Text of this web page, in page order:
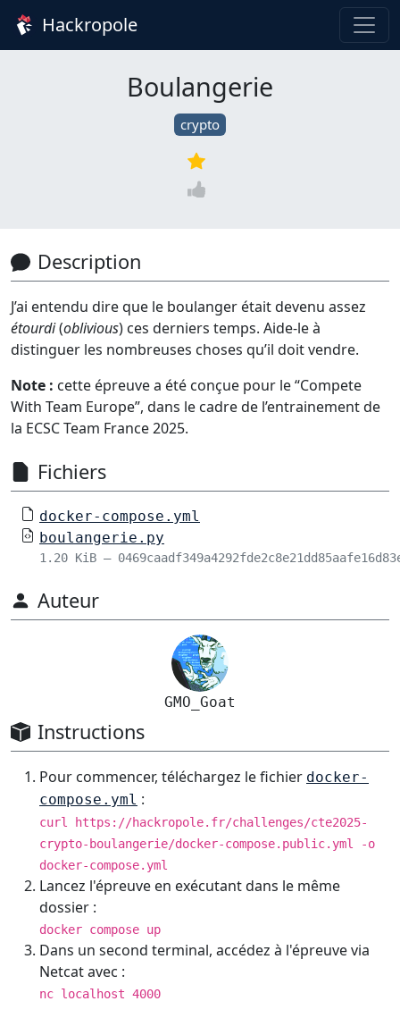
Hackropole
Boulangerie
crypto
Description
J’ai entendu dire que le boulanger était devenu assez
étourdi(oblivious) ces derniers temps. Aide-le à
distinguer les nombreuses choses qu’il doit vendre.
Note : cette épreuve a été conçue pour le “Compete
With Team Europe”, dans le cadre de l’entrainement de
la ECSC Team France 2025.
Fichiers
docker-compose.yml
boulangerie.py
1.20 KiB –
Auteur
GMO_Goat
Instructions
Pour commencer, téléchargez le fichier docker-
compose.yml :
curl https://hackropole.fr/challenges/cte2025-
crypto-boulangerie/docker-compose.public.yml -o
docker-compose.yml
Lancez l'épreuve en exécutant dans le même
dossier :
docker compose up
Dans un second terminal, accédez à l'épreuve via
Netcat avec :
nc localhost 4000